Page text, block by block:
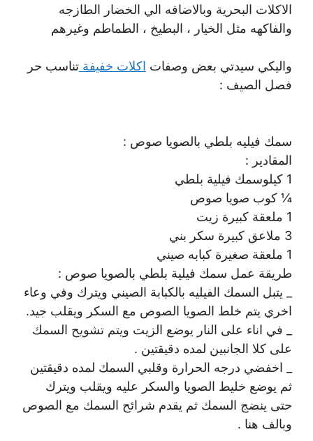
الاكلات البحرية وبالاضافه الي الخضار الطازجه
والفاكهه مثل الخيار ، البطيخ ، الطماطم وغيرهم
واليكي سيدتي بعض وصفات اكلات خفيفة تناسب حر
فصل الصيف :
سمك فيليه بلطي بالصويا صوص :
المقادير :
1 كيلوسمك فيلية بلطي
¼ كوب صويا صوص
1 ملعقة كبيرة زيت
3 ملاعق كبيرة سكر بني
1 ملعقة صغيرة كبابه صيني
طريقة عمل سمك فيلية بلطي بالصويا صوص :
_ يتبل السمك الفيليه بالكبابة الصيني ويترك وفي وعاء
اخري يتم خلط الصويا الصوص مع السكر ويقلب جيد.
_ في اناء على النار يوضع الزيت ويتم تشويح السمك
على كلا الجانبين لمده دقيقتين .
_ اخفضي درجه الحرارة وقلبي السمك لمده دقيقتين
ثم يوضع خليط الصويا والسكر عليه ويقلب ويترك
حتى ينضج السمك ثم يقدم شرائح السمك مع الصوص
وبالف هنا .